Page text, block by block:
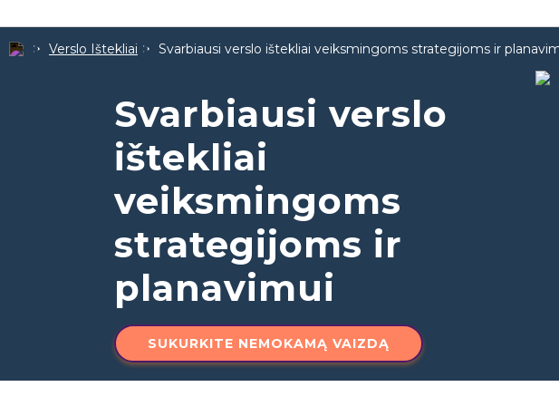
Verslo Ištekliai Svarbiausi verslo ištekliai veiksmingoms strategijoms ir
Svarbiausi verslo
ištekliai
veiksmingoms
strategijoms ir
planavimui
SUKURKITE NEMOKAMĄ VAIZDĄ